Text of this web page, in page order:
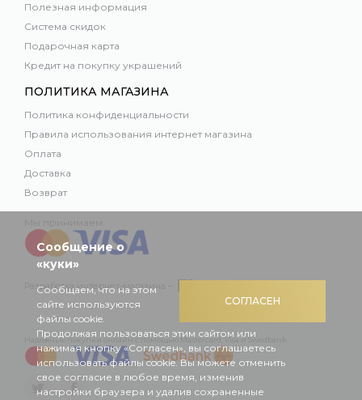
Полезная информация
Система скидок
Подарочная карта
Кредит на покупку украшений
ПОЛИТИКА МАГАЗИНА
Политика конфиденциальности
Правила использования интернет магазина
Оплата
Доставка
Возврат
Разработка интернет-магазина –
Надежные покупки онлайн с помощью Mastercard, Visa и Swedbank
СОГЛАСЕН
Сообщение о
«куки»
Сообщаем, что на этом
сайте используются
файлы cookie.
Продолжая пользоваться этим сайтом или
нажимая кнопку «Согласен», вы соглашаетесь
использовать файлы cookie. Вы можете отменить
свое согласие в любое время, изменив
настройки браузера и удалив сохраненные